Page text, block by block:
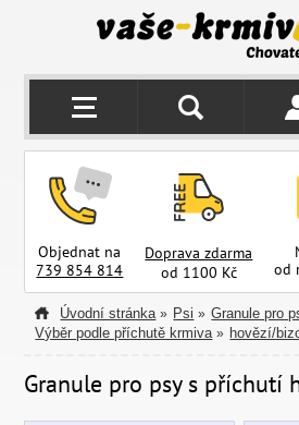
Objednat na
739 854 814
Doprava zdarma
od 1100 Kč
od
Úvodní stránka » Psi » Granule pro
Výběr podle příchutě krmiva » hovězí/
Granule pro psy s příchutí